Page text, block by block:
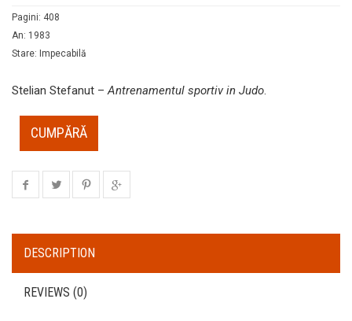
Pagini: 408
An: 1983
Stare: Impecabilă
Stelian Stefanut – Antrenamentul sportiv in Judo
CUMPĂRĂ
DESCRIPTION
REVIEWS (0)